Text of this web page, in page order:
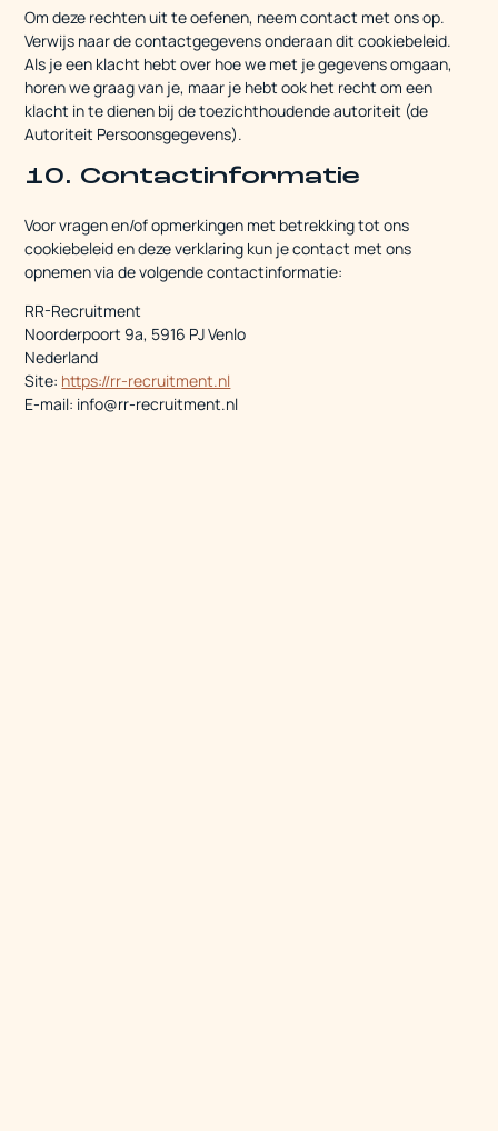
Om deze rechten uit te oefenen, neem contact met ons op.
Verwijs naar de contactgegevens onderaan dit cookiebeleid.
Als je een klacht hebt over hoe we met je gegevens omgaan,
horen we graag van je, maar je hebt ook het recht om een
klacht in te dienen bij de toezichthoudende autoriteit (de
Autoriteit Persoonsgegevens).
10. Contactinformatie
Voor vragen en/of opmerkingen met betrekking tot ons
cookiebeleid en deze verklaring kun je contact met ons
opnemen via de volgende contactinformatie:
RR-Recruitment
Noorderpoort 9a, 5916 PJ Venlo
Nederland
Site: https://rr-recruitment.nl
E-mail: info@rr-recruitment.nl